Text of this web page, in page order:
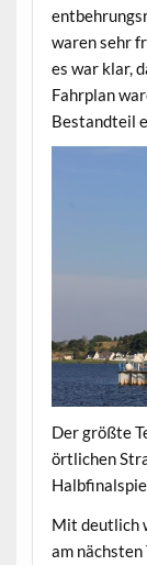
waren sehr
es war klar,
Fahrplan
Bestandteil
Der größte
örtlichen
Mit deutlich
am nächsten